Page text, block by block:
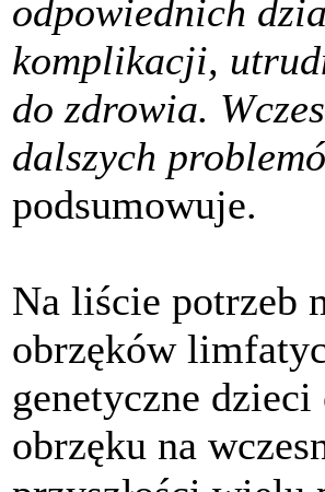
odpowiednich
komplikacji,
do zdrowia.
dalszych
podsumowuje.
Na liście potrzeb
obrzęków
genetyczne
obrzęku na